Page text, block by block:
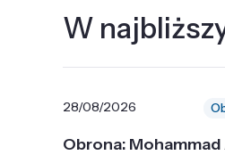
W
28/08/2026
Obrona: Mohammad